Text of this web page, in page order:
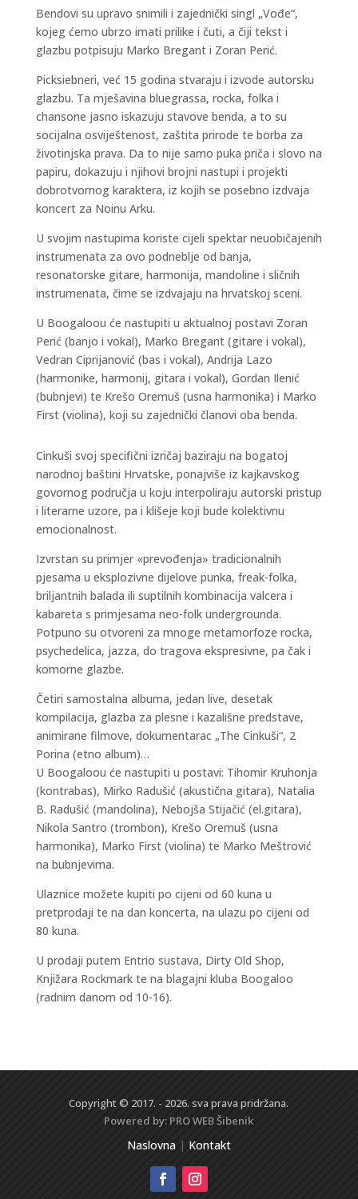
Bendovi su upravo snimili i zajednički singl „Vođe“,
kojeg ćemo ubrzo imati prilike i čuti, a čiji tekst i
glazbu potpisuju Marko Bregant i Zoran Perić.
Picksiebneri, već 15 godina stvaraju i izvode autorsku
glazbu. Ta mješavina bluegrassa, rocka, folka i
chansone jasno iskazuju stavove benda, a to su
socijalna osviještenost, zaštita prirode te borba za
životinjska prava. Da to nije samo puka priča i slovo na
papiru, dokazuju i njihovi brojni nastupi i projekti
dobrotvornog karaktera, iz kojih se posebno izdvaja
koncert za Noinu Arku.
U svojim nastupima koriste cijeli spektar neuobičajenih
instrumenata za ovo podneblje od banja,
resonatorske gitare, harmonija, mandoline i sličnih
instrumenata, čime se izdvajaju na hrvatskoj sceni.
U Boogaloou će nastupiti u aktualnoj postavi Zoran
Perić (banjo i vokal), Marko Bregant (gitare i vokal),
Vedran Ciprijanović (bas i vokal), Andrija Lazo
(harmonike, harmonij, gitara i vokal), Gordan Ilenić
(bubnjevi) te Krešo Oremuš (usna harmonika) i Marko
First (violina), koji su zajednički članovi oba benda.
Cinkuši svoj specifični izričaj baziraju na bogatoj
narodnoj baštini Hrvatske, ponajviše iz kajkavskog
govornog područja u koju interpoliraju autorski pristup
i literarne uzore, pa i klišeje koji bude kolektivnu
emocionalnost.
Izvrstan su primjer «prevođenja» tradicionalnih
pjesama u eksplozivne dijelove punka, freak-folka,
briljantnih balada ili suptilnih kombinacija valcera i
kabareta s primjesama neo-folk undergrounda.
Potpuno su otvoreni za mnoge metamorfoze rocka,
psychedelica, jazza, do tragova ekspresivne, pa čak i
komorne glazbe.
Četiri samostalna albuma, jedan live, desetak
kompilacija, glazba za plesne i kazališne predstave,
animirane filmove, dokumentarac „The Cinkuši“, 2
Porina (etno album)…
U Boogaloou će nastupiti u postavi: Tihomir Kruhonja
(kontrabas), Mirko Radušić (akustična gitara), Natalia
B. Radušić (mandolina), Nebojša Stijačić (el.gitara),
Nikola Santro (trombon), Krešo Oremuš (usna
harmonika), Marko First (violina) te Marko Meštrović
na bubnjevima.
Ulaznice možete kupiti po cijeni od 60 kuna u
pretprodaji te na dan koncerta, na ulazu po cijeni od
80 kuna.
U prodaji putem Entrio sustava, Dirty Old Shop,
Knjižara Rockmark te na blagajni kluba Boogaloo
(radnim danom od 10-16).
Copyright © 2017. - 2026. sva prava pridržana.
Powered by: PRO WEBŠibenik
Naslovna| Kontakt